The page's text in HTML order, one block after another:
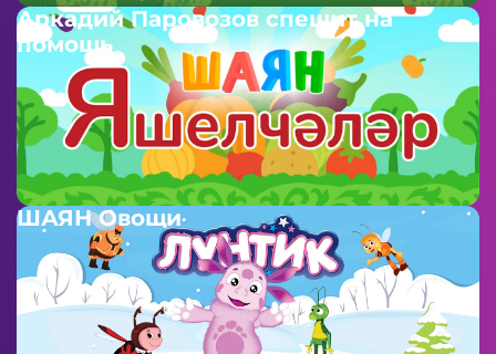
Аркадий Паровозов спешит на
помощь
ШАЯН Овощи